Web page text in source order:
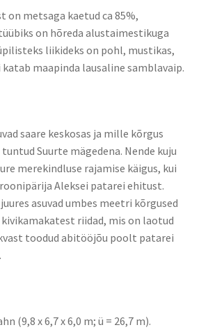
on metsaga kaetud ca 85%,
on hõreda alustaimestikuga
liikideks on pohl, mustikas,
maapinda lausaline samblavaip.
saare keskosas ja mille kõrgus
Suurte mägedena. Nende kuju
merekindluse rajamise käigus, kui
Aleksei patarei ehitust.
asuvad umbes meetri kõrgused
riidad, mis on laotud
toodud abitööjõu poolt patarei
(9,8 x 6,7 x 6,0 m; ü = 26,7 m).